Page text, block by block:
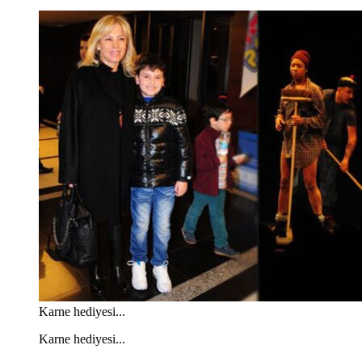
Karne hediyesi...
Karne hediyesi...